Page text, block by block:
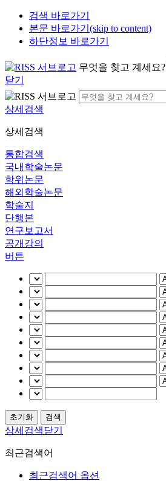
검색 바로가기
본문 바로가기(skip to content)
하단정보 바로가기
무엇을 찾고 계세요?
닫기
상세검색
상세검색
통합검색
국내학술논문
학위논문
해외학술논문
학술지
단행본
연구보고서
공개강의
버튼
상세검색닫기
최근검색어
최근검색어 옵션